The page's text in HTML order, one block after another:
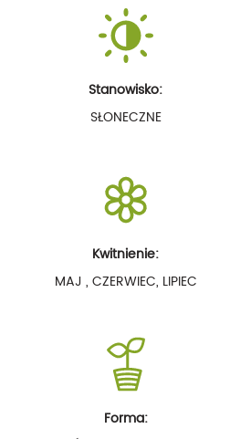
Stanowisko:
SŁONECZNE
Kwitnienie:
MAJ , CZERWIEC, LIPIEC
Forma: